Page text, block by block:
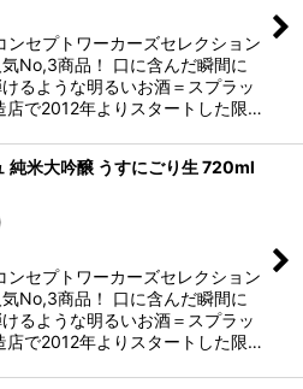
セプトワーカーズセレクション
No,3商品！ 口に含んだ瞬間に
けるような明るいお酒＝スプラッ
店で2012年よりスタートした限…
純米大吟醸 うすにごり生 720ml
セプトワーカーズセレクション
No,3商品！ 口に含んだ瞬間に
けるような明るいお酒＝スプラッ
店で2012年よりスタートした限…